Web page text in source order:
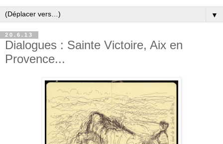
▼
20.6.13
Dialogues : Sainte Victoire, Aix en
Provence...